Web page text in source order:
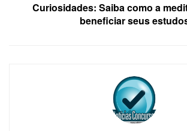
Curiosidades: Saiba como a
beneficiar seus